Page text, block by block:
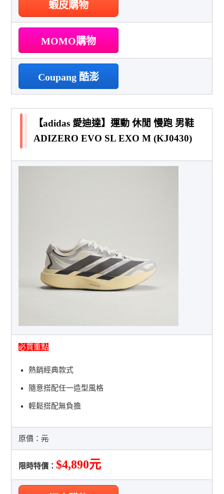
蝦皮購物
MOMO購物
Coupang 酷澎
【adidas 愛迪達】運動 休閒 慢跑 男鞋
ADIZERO EVO SL EXO M (KJ0430)
必買重點
熱銷經典款式
隨意搭配任一造型風格
輕鬆搭配無負擔
原價：元
限時特價：$4,890元